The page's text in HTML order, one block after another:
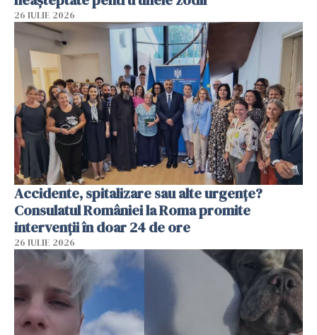
26 IULIE 2026
Accidente, spitalizare sau alte urgențe?
Consulatul României la Roma promite
intervenții în doar 24 de ore
26 IULIE 2026